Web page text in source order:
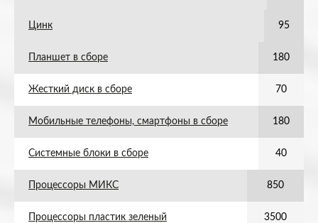
Цинк 95
Планшет в сборе 180
Жесткий диск в сборе 70
Мобильные телефоны, смартфоны в сборе 180
Системные блоки в сборе 40
Процессоры МИКС 850
Процессоры пластик зеленый 3500